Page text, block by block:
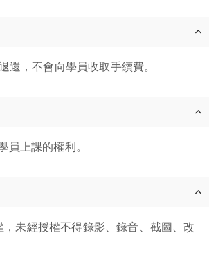
，不會向學員收取手續費。
上課的權利。
未經授權不得錄影、錄音、截圖、改